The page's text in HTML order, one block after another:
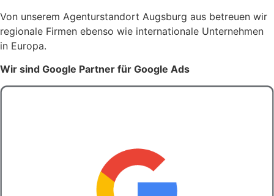
Von unserem Agenturstandort Augsburg aus betreuen wir
regionale Firmen ebenso wie internationale Unternehmen
in Europa.
Wir sind Google Partner für Google Ads